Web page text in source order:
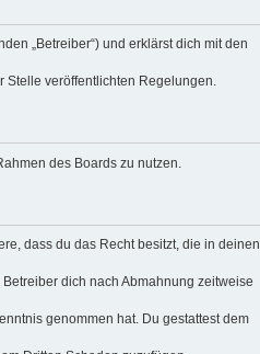
„Betreiber“) und erklärst dich mit den
Stelle veröffentlichten Regelungen.
des Boards zu nutzen.
dass du das Recht besitzt, die in deinen
dich nach Abmahnung zeitweise
genommen hat. Du gestattest dem